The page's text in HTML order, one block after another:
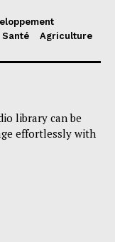
Santé Agriculture
library can be
effortlessly with